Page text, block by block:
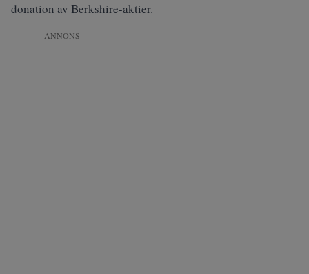
donation av Berkshire-aktier.
ANNONS